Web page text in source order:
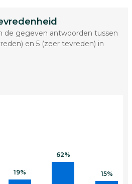
de gegeven antwoorden tussen
en 5 (zeer tevreden) in
19%
62%
15%